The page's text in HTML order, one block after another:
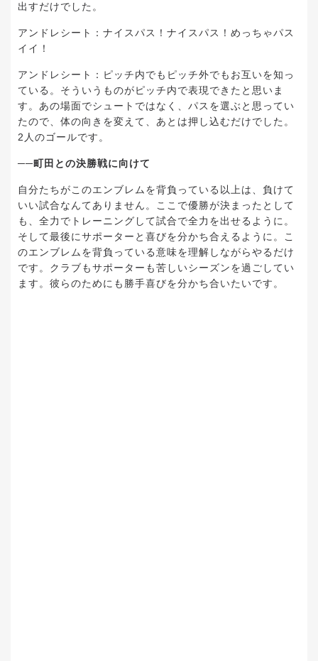
出すだけでした。
アンドレシート：ナイスパス！ナイスパス！めっちゃパス
イイ！
アンドレシート：ピッチ内でもピッチ外でもお互いを知っ
ている。そういうものがピッチ内で表現できたと思いま
す。あの場面でシュートではなく、パスを選ぶと思ってい
たので、体の向きを変えて、あとは押し込むだけでした。
2人のゴールです。
──町田との決勝戦に向けて
自分たちがこのエンブレムを背負っている以上は、負けて
いい試合なんてありません。ここで優勝が決まったとして
も、全力でトレーニングして試合で全力を出せるように。
そして最後にサポーターと喜びを分かち合えるように。こ
のエンブレムを背負っている意味を理解しながらやるだけ
です。クラブもサポーターも苦しいシーズンを過ごしてい
ます。彼らのためにも勝手喜びを分かち合いたいです。